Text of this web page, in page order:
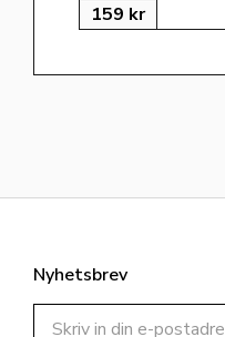
159 kr
Nyhetsbrev